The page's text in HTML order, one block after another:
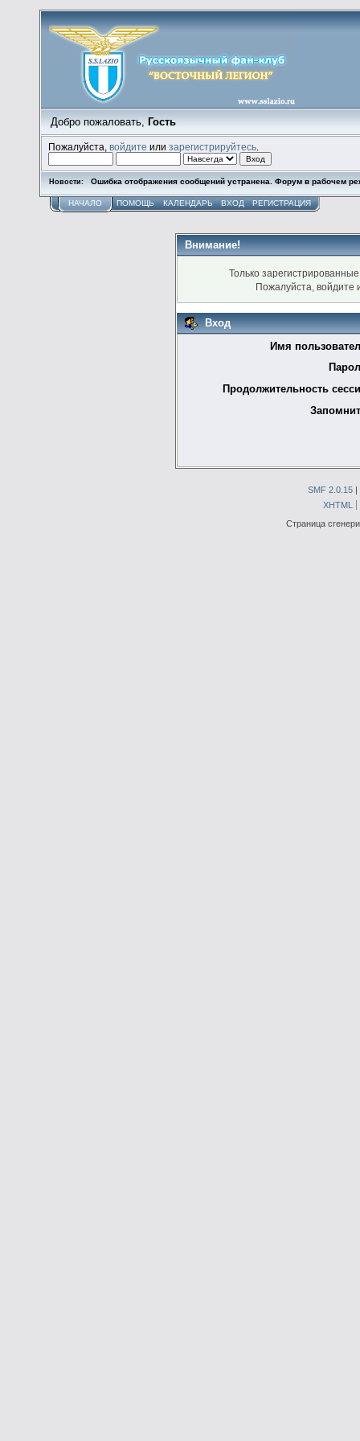
Добро пожаловать, Гость
Пожалуйста,войдите илизарегистрируйтесь
Новости: Ошибка отображения сообщений устранена. Форум в рабочем
НАЧАЛО ПОМОЩЬ КАЛЕНДАРЬ ВХОД РЕГИСТРАЦИЯ
Внимание!
Только
Пожалуйста, войдите
Вход
Имя
Продолжительность
SMF 2.0.15 |
XHTML
Страница